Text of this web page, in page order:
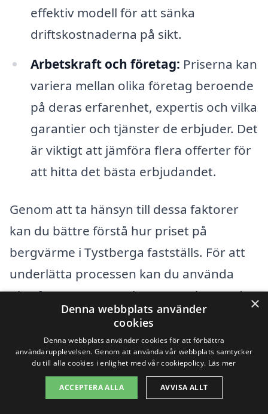
effektiv modell för att sänka
driftskostnaderna på sikt.
Arbetskraft och företag: Priserna kan
variera mellan olika företag beroende
på deras erfarenhet, expertis och vilka
garantier och tjänster de erbjuder. Det
är viktigt att jämföra flera offerter för
att hitta det bästa erbjudandet.
Genom att ta hänsyn till dessa faktorer
kan du bättre förstå hur priset på
bergvärme i Tystberga fastställs. För att
underlätta processen kan du använda
plattformar som xn--bergvrme-kostnad-
znb.se för att snabbt och enkelt få flera
erbjudanden från lokala experter. Detta
kan hjälpa dig att välja det mest
konkurrenskraftiga alternativet och en
pålitlig installationspartner.
×
Denna webbplats använder
cookies
Denna webbplats använder cookies för att förbättra
användarupplevelsen. Genom att använda vår webbplats samtycker
du till alla cookies i enlighet med vår cookiepolicy. Läs mer
ACCEPTERA ALLA AVVISA ALLT